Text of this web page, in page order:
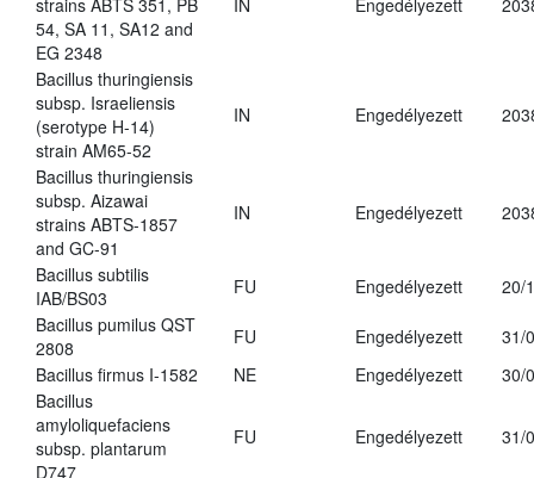
strains ABTS 351, PB
54, SA 11, SA12 and
EG 2348
IN Engedélyezett
Bacillus thuringiensis
subsp. Israeliensis
(serotype H-14)
strain AM65-52
IN Engedélyezett
Bacillus thuringiensis
subsp. Aizawai
strains ABTS-1857
and GC-91
IN Engedélyezett
Bacillus subtilis
IAB/BS03
FU Engedélyezett
20/
Bacillus pumilus QST
2808
FU Engedélyezett
31/
Bacillus firmus I-1582
NE Engedélyezett
30/
Bacillus
amyloliquefaciens
subsp. plantarum
D747
FU Engedélyezett 31/